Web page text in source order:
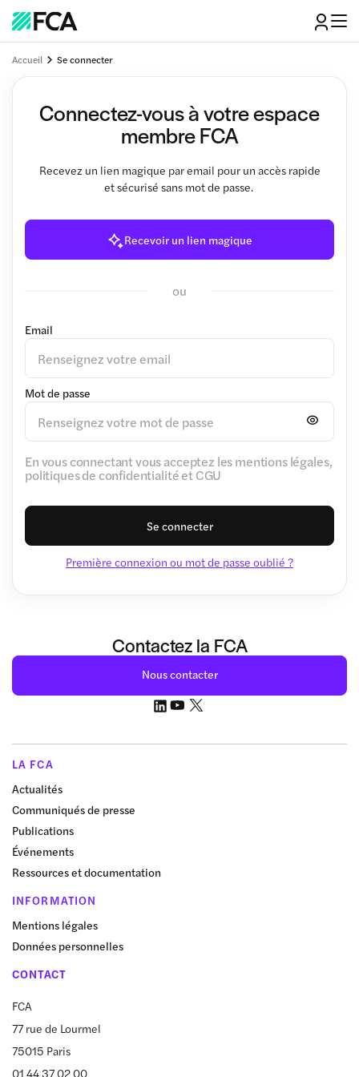
Accueil Se connecter
Connectez-vous à votre espace
membre FCA
Recevez un lien magique par email pour un accès rapide
et sécurisé sans mot de passe.
Recevoir un lien magique
ou
Email
Mot de passe
En vous connectant vous acceptez les mentions légales,
politiques de confidentialité et CGU
Se connecter
Première connexion ou mot de passe oublié ?
Contactez la FCA
Nous contacter
LA FCA
Actualités
Communiqués de presse
Publications
Événements
Ressources et documentation
INFORMATION
Mentions légales
Données personnelles
CONTACT
FCA
77 rue de Lourmel
75015 Paris
01 44 37 02 00